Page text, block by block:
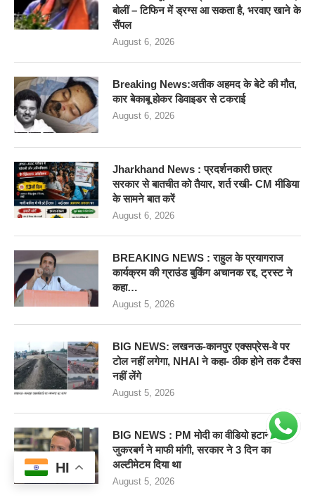
बोलीं – टिफिन में ड्रग्स आ सकता है, भरवाए खाने के
सैंपल
August 6, 2026
Breaking News:अतीक अहमद के बेटे की मौत,
कार बेकाबू होकर डिवाइडर से टकराई
August 6, 2026
Jharkhand News : प्रदर्शनकारी छात्र
सरकार से बातचीत को तैयार, शर्त रखी- CM मीडिया
के सामने बात करें
August 6, 2026
BREAKING NEWS : राहुल के प्रयागराज
कार्यक्रम की ग्राउंड बुकिंग अचानक रद्द, ट्रस्ट ने
कहा…
August 5, 2026
BIG NEWS: लखनऊ-कानपुर एक्सप्रेस-वे पर
टोल नहीं लगेगा, NHAI ने कहा- ठीक होने तक टैक्स
नहीं लेंगे
August 5, 2026
BIG NEWS : PM मोदी का वीडियो हटाने पर
जुकरबर्ग ने माफी मांगी, सरकार ने 3 दिन का
अल्टीमेटम दिया था
August 5, 2026
HI